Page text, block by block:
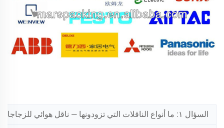
السؤال ١: ما أنواع الناقلات التي تزودونها — ناقل هوائي للزجاجات الفارغة، أو ناقل سلسلة جدولية للزجاجات المملوءة، أم كلا النوعين؟